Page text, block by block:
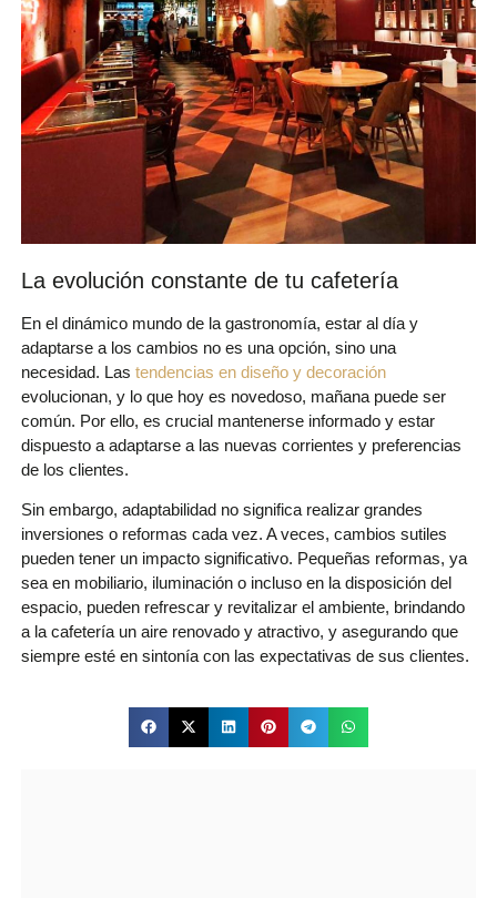
La evolución constante de tu cafetería
En el dinámico mundo de la gastronomía, estar al día y
adaptarse a los cambios no es una opción, sino una
necesidad. Las tendencias en diseño y decoración
evolucionan, y lo que hoy es novedoso, mañana puede ser
común. Por ello, es crucial mantenerse informado y estar
dispuesto a adaptarse a las nuevas corrientes y preferencias
de los clientes.
Sin embargo, adaptabilidad no significa realizar grandes
inversiones o reformas cada vez. A veces, cambios sutiles
pueden tener un impacto significativo. Pequeñas reformas, ya
sea en mobiliario, iluminación o incluso en la disposición del
espacio, pueden refrescar y revitalizar el ambiente, brindando
a la cafetería un aire renovado y atractivo, y asegurando que
siempre esté en sintonía con las expectativas de sus clientes.